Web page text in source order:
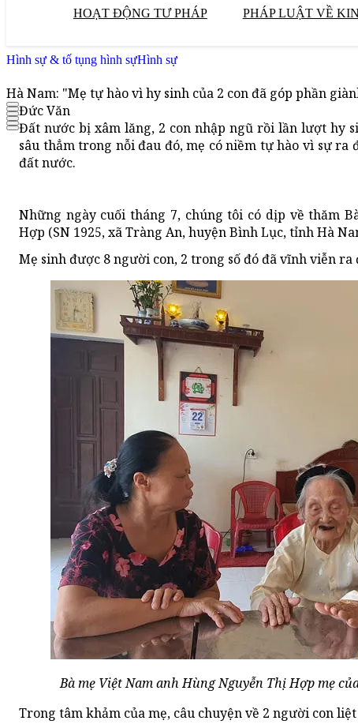
HOẠT ĐỘNG TƯ PHÁP PHÁP LUẬT VỀ
Hình sự & tố tụng hình sựHình sự
Hà Nam: "Mẹ tự hào vì hy sinh của 2 con đã góp phần
Đức Văn
Đất nước bị xâm lăng, 2 con nhập ngũ rồi lần lượt hy
sâu thẳm trong nỗi đau đó, mẹ có niềm tự hào vì sự ra
đất nước.
Những ngày cuối tháng 7, chúng tôi có dịp về thăm
Hợp (SN 1925, xã Tràng An, huyện Bình Lục, tỉnh Hà
Mẹ sinh được 8 người con, 2 trong số đó đã vĩnh viễn
Bà mẹ Việt Nam anh Hùng Nguyễn Thị Hợp mẹ
Trong tâm khảm của mẹ, câu chuyện về 2 người con